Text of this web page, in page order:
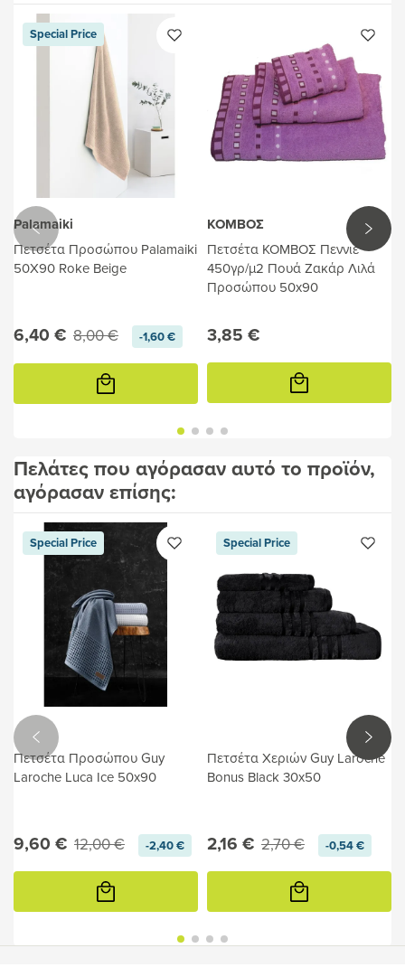
Special Price
Palamaiki
Πετσέτα Προσώπου Palamaiki
50X90 Roke Beige
6,40 € 8,00 € -1,60 €
Προσθήκη
καλάθι
ΚΟΜΒΟΣ
Πετσέτα ΚΟΜΒΟΣ Πεννιέ
450γρ/μ2 Πουά Ζακάρ Λιλά
Προσώπου 50x90
3,85 €
Προσθήκη
καλάθι
Πελάτες που αγόρασαν αυτό το προϊόν,
αγόρασαν επίσης:
Special Price
Πετσέτα Προσώπου Guy
Laroche Luca Ice 50x90
9,60 € 12,00 € -2,40 €
Προσθήκη
καλάθι
Special Price
Πετσέτα Χεριών Guy Laroche
Bonus Black 30x50
2,16 € 2,70 € -0,54 €
Προσθήκη
καλάθι